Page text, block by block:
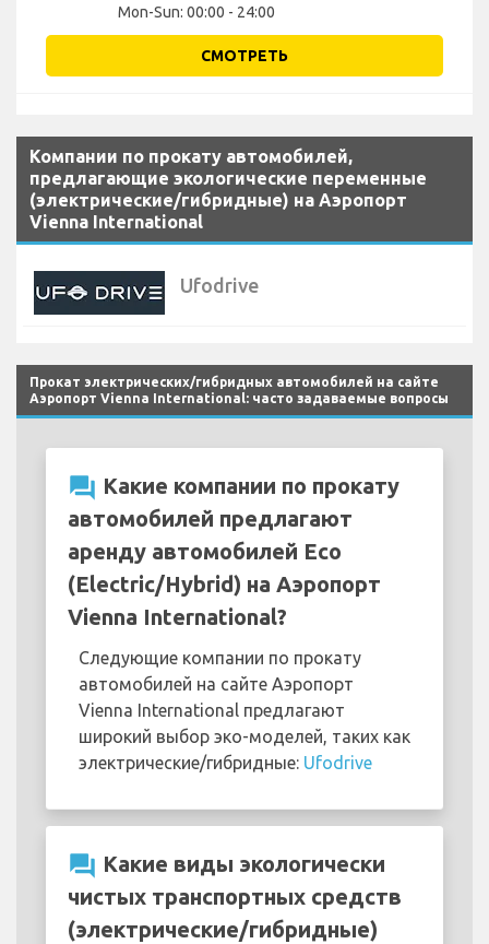
Mon-Sun: 00:00 - 24:00
СМОТРЕТЬ
Компании по прокату автомобилей,
предлагающие экологические переменные
(электрические/гибридные) на Аэропорт
Vienna International
Ufodrive
Прокат электрических/гибридных автомобилей на сайте
Аэропорт Vienna International: часто задаваемые вопросы
question_answer Какие компании по прокату
автомобилей предлагают
аренду автомобилей Eco
(Electric/Hybrid) на Аэропорт
Vienna International?
Следующие компании по прокату
автомобилей на сайте Аэропорт
Vienna International предлагают
широкий выбор эко-моделей, таких как
электрические/гибридные: Ufodrive
question_answer Какие виды экологически
чистых транспортных средств
(электрические/гибридные)